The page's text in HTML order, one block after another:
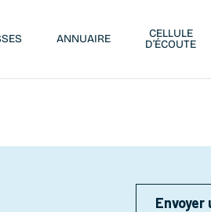
ANNUAIRE
CELLULE
D’ÉCOUTE
Envoyer